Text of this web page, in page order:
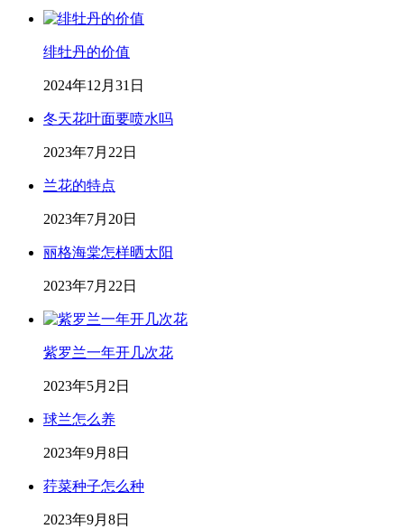
绯牡丹的价值
2024年12月31日
冬天花叶面要喷水吗
2023年7月22日
兰花的特点
2023年7月20日
丽格海棠怎样晒太阳
2023年7月22日
紫罗兰一年开几次花
2023年5月2日
球兰怎么养
2023年9月8日
荇菜种子怎么种
2023年9月8日